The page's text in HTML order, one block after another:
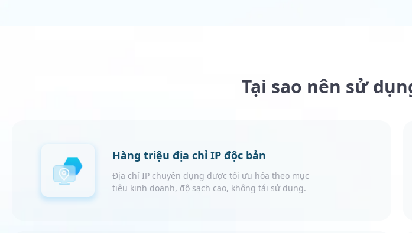
Tại sao nên sử
Hàng triệu địa chỉ IP độc bản
Địa chỉ IP chuyên dụng được tối ưu hóa theo mục
tiêu kinh doanh, độ sạch cao, không tái sử dụng.